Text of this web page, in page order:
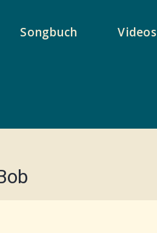
Songbuch Videos